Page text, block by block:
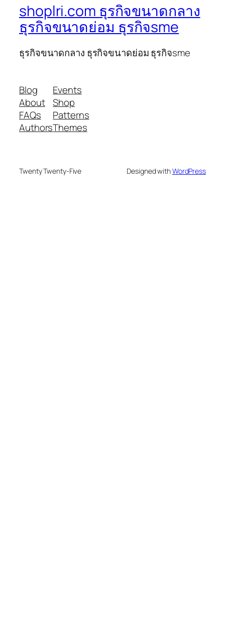
shoplri.com ธุรกิจขนาดกลาง
ธุรกิจขนาดย่อม ธุรกิจsme
ธุรกิจขนาดกลาง ธุรกิจขนาดย่อม ธุรกิจsme
Blog
About
FAQs
Authors
Events
Shop
Patterns
Themes
Twenty Twenty-Five Designed withWordPress